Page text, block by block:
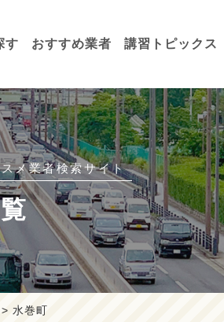
す おすすめ業者 講習トピックス
メ業者検索サイト
>水巻町